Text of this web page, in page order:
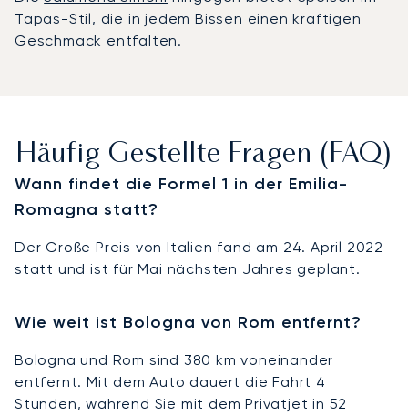
Tapas-Stil, die in jedem Bissen einen kräftigen
Geschmack entfalten.
Häufig Gestellte Fragen (FAQ)
Wann findet die Formel 1 in der Emilia-
Romagna statt?
Der Große Preis von Italien fand am 24. April 2022
statt und ist für Mai nächsten Jahres geplant.
Wie weit ist Bologna von Rom entfernt?
Bologna und Rom sind 380 km voneinander
entfernt. Mit dem Auto dauert die Fahrt 4
Stunden, während Sie mit dem Privatjet in 52